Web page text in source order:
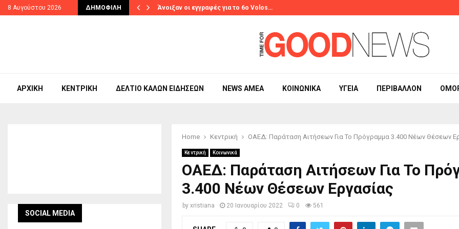
8 Αυγούστου 2026 ΔΗΜΟΦΙΛΉ
Ευρώπη… Άνοιξαν οι εγγραφές για το 6ο Volos…
ΑΡΧΙΚΉ ΚΕΝΤΡΙΚΉ ΔΕΛΤΊΟ ΚΑΛΏΝ ΕΙΔΉΣΕΩΝ NEWS ΑΜΕΑ ΚΟΙΝΩΝΙΚΆ ΥΓΕΊΑ ΠΕΡΙΒΆΛΛΟΝ
Home Κεντρική ΟΑΕΔ: Παράταση Αιτήσεων Για Το Πρόγραμμα 3.400 Νέων Θέσεων
Κεντρική Κοινωνικά
ΟΑΕΔ: Παράταση Αιτήσεων Για Το
3.400 Νέων Θέσεων Εργασίας
by xristiana 20 Ιανουαρίου 2022 0 561
SOCIAL MEDIA